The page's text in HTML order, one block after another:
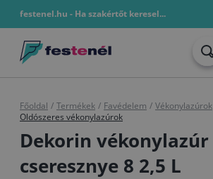
festenel.hu - Ha szakértőt keresel...
Főoldal / Termékek / Favédelem / Vékonylazúrok
Oldószeres vékonylazúrok
Dekorin vékonylazúr
cseresznye 8 2,5 L